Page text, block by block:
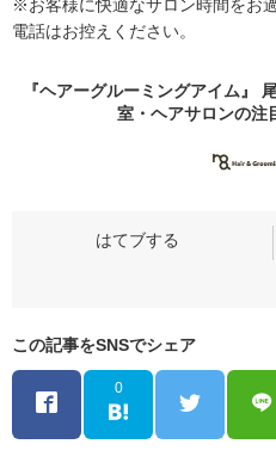
※お客様に快適なサロン時間をお
電話はお控えください。
『ヘアーグルーミングアイム
室・ヘアサロンの注
この記事をSNSでシェア
0